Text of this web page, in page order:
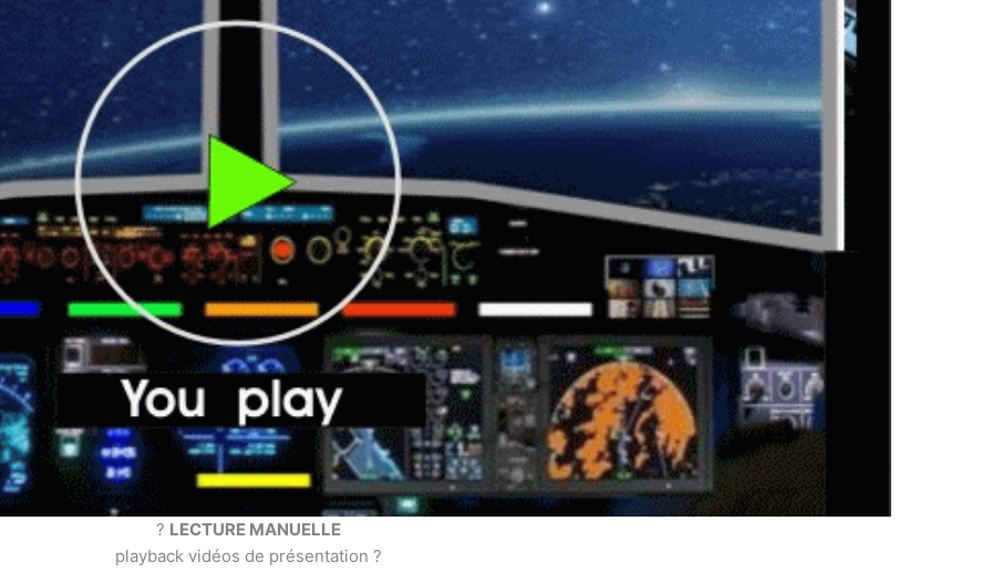
? LECTURE MANUELLE
playback vidéos de présentation ?